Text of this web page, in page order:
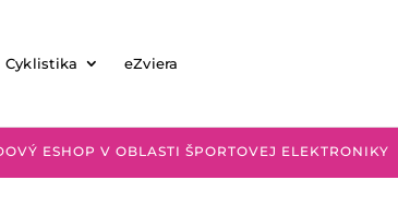
Cyklistika eZviera
ESHOP V OBLASTI ŠPORTOVEJ ELEKTRONIKY